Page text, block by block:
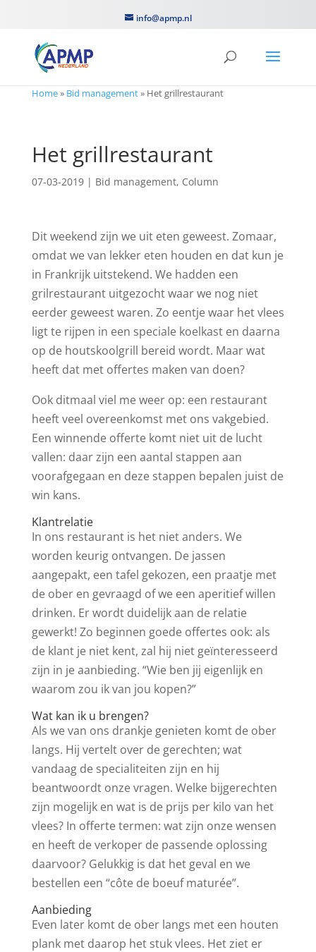
info@apmp.nl
Home» Bid management» Het grillrestaurant
Het grillrestaurant
07-03-2019| Bid management, Column
Dit weekend zijn we uit eten geweest. Zomaar,
omdat we van lekker eten houden en dat kun je
in Frankrijk uitstekend. We hadden een
grilrestaurant uitgezocht waar we nog niet
eerder geweest waren. Zo eentje waar het vlees
ligt te rijpen in een speciale koelkast en daarna
op de houtskoolgrill bereid wordt. Maar wat
heeft dat met offertes maken van doen?
Ook ditmaal viel me weer op: een restaurant
heeft veel overeenkomst met ons vakgebied.
Een winnende offerte komt niet uit de lucht
vallen: daar zijn een aantal stappen aan
voorafgegaan en deze stappen bepalen juist de
win kans.
Klantrelatie
In ons restaurant is het niet anders. We
worden keurig ontvangen. De jassen
aangepakt, een tafel gekozen, een praatje met
de ober en gevraagd of we een aperitief willen
drinken. Er wordt duidelijk aan de relatie
gewerkt! Zo beginnen goede offertes ook: als
de klant je niet kent, zal hij niet geïnteresseerd
zijn in je aanbieding. “Wie ben jij eigenlijk en
waarom zou ik van jou kopen?”
Wat kan ik u brengen?
Als we van ons drankje genieten komt de ober
langs. Hij vertelt over de gerechten; wat
vandaag de specialiteiten zijn en hij
beantwoordt onze vragen. Welke bijgerechten
zijn mogelijk en wat is de prijs per kilo van het
vlees? In offerte termen: wat zijn onze wensen
en heeft de verkoper de passende oplossing
daarvoor? Gelukkig is dat het geval en we
bestellen een “côte de boeuf maturée”.
Aanbieding
Even later komt de ober langs met een houten
plank met daarop het stuk vlees. Het ziet er